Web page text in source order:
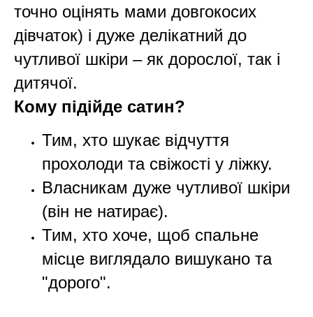
точно оцінять мами довгокосих
дівчаток) і дуже делікатний до
чутливої шкіри – як дорослої, так і
дитячої.
Кому підійде сатин?
Тим, хто шукає відчуття
прохолоди та свіжості у ліжку.
Власникам дуже чутливої шкіри
(він не натирає).
Тим, хто хоче, щоб спальне
місце виглядало вишукано та
"дорого".